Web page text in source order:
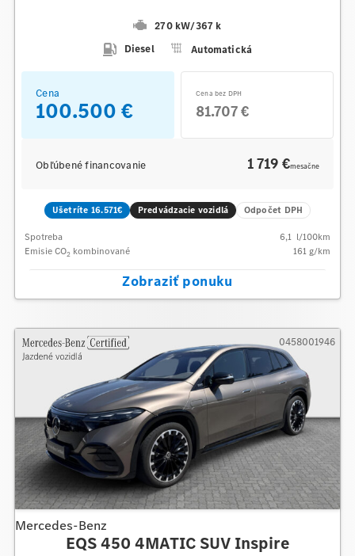
270 kW/367 k
Diesel
Automatická
Cena
100.500 €
Cena bez DPH
81.707 €
Obľúbené financovanie 1 719 €mesačne
Ušetríte 16.571€ Predvádzacie vozidlá Odpočet DPH
Spotreba 6,1 l/100km
Emisie CO2 kombinované 161 g/km
Zobraziť ponuku
Mercedes-Benz
EQS 450 4MATIC SUV Inspire
0458001946